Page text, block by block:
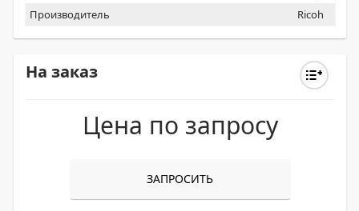
Производитель
Ricoh
На заказ
Цена по запросу
ЗАПРОСИТЬ